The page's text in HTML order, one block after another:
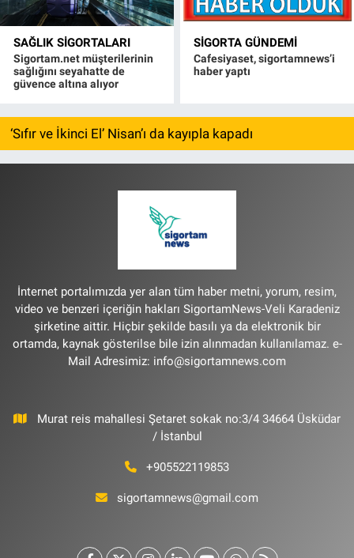
SAĞLIK SIGORTALARI
Sigortam.net müşterilerinin
sağlığını seyahatte de
güvence altına alıyor
SIGORTA GÜNDEMI
Cafesiyaset, sigortamnews’i
haber yaptı
‘Sıfır ve İkinci El’ Nisan’ı da kayıpla kapadı
İnternet portalımızda yer alan tüm haber metni, yorum, resim,
video ve benzeri içeriğin hakları SigortamNews-Veli Karadeniz
şirketine aittir. Hiçbir şekilde basılı ya da elektronik bir
ortamda, kaynak gösterilse bile izin alınmadan kullanılamaz. e-
Mail Adresimiz: info@sigortamnews.com
Murat reis mahallesi Şetaret sokak no:3/4 34664 Üsküdar
/ İstanbul
+905522119853
sigortamnews@gmail.com